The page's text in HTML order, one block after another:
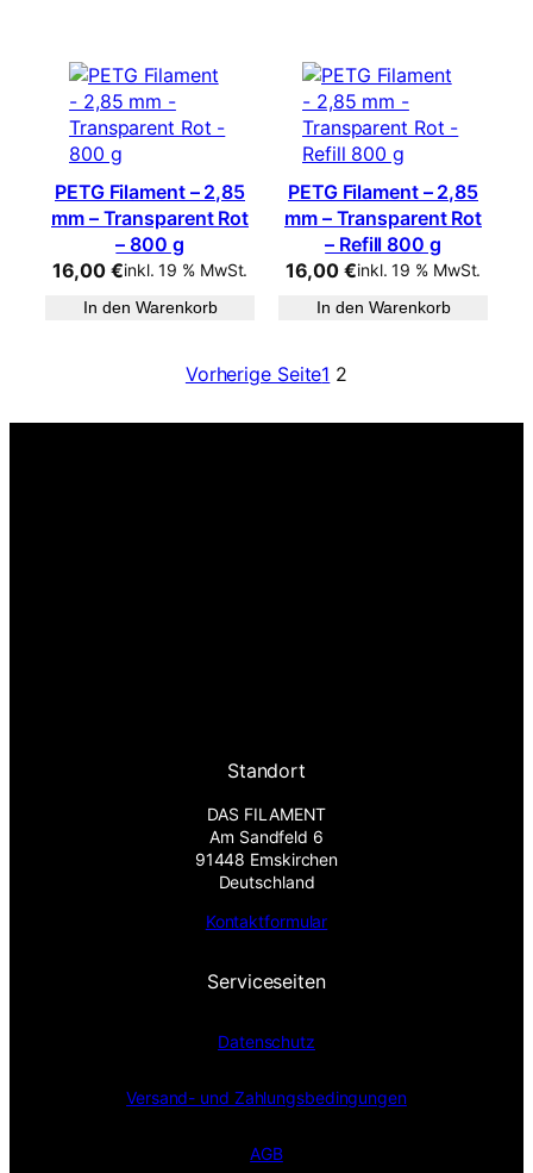
PETG Filament – 2,85
mm – Transparent Rot
– 800 g
16,00€inkl. 19 % MwSt.
In den Warenkorb
PETG Filament – 2,85
mm – Transparent Rot
– Refill 800 g
16,00€inkl. 19 % MwSt.
In den Warenkorb
Vorherige Seite1 2
Standort
DAS FILAMENT
Am Sandfeld 6
91448 Emskirchen
Deutschland
Kontaktformular
Serviceseiten
Datenschutz
Versand- und Zahlungsbedingungen
AGB